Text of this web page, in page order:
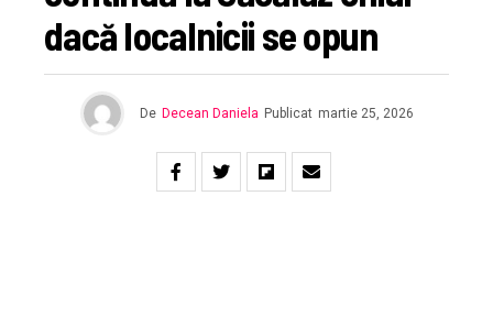
dacă localnicii se opun
De Decean Daniela Publicat martie 25, 2026